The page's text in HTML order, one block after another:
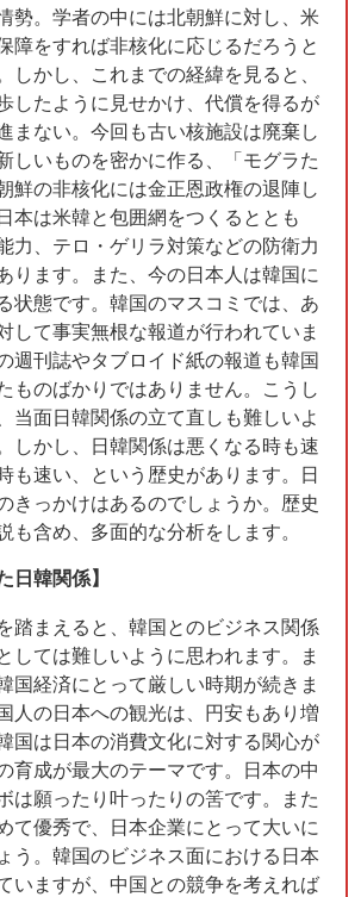
勢。学者の中には北朝鮮に対し、米
障をすれば非核化に応じるだろうと
しかし、これまでの経緯を見ると、
したように見せかけ、代償を得るが
まない。今回も古い核施設は廃棄し
しいものを密かに作る、「モグラた
鮮の非核化には金正恩政権の退陣し
本は米韓と包囲網をつくるととも
力、テロ・ゲリラ対策などの防衛力
ります。また、今の日本人は韓国に
状態です。韓国のマスコミでは、あ
して事実無根な報道が行われていま
週刊誌やタブロイド紙の報道も韓国
ものばかりではありません。こうし
当面日韓関係の立て直しも難しいよ
しかし、日韓関係は悪くなる時も速
も速い、という歴史があります。日
きっかけはあるのでしょうか。歴史
も含め、多面的な分析をします。
日韓関係】
踏まえると、韓国とのビジネス関係
しては難しいように思われます。ま
国経済にとって厳しい時期が続きま
人の日本への観光は、円安もあり増
国は日本の消費文化に対する関心が
育成が最大のテーマです。日本の中
は願ったり叶ったりの筈です。また
て優秀で、日本企業にとって大いに
う。韓国のビジネス面における日本
いますが、中国との競争を考えれば